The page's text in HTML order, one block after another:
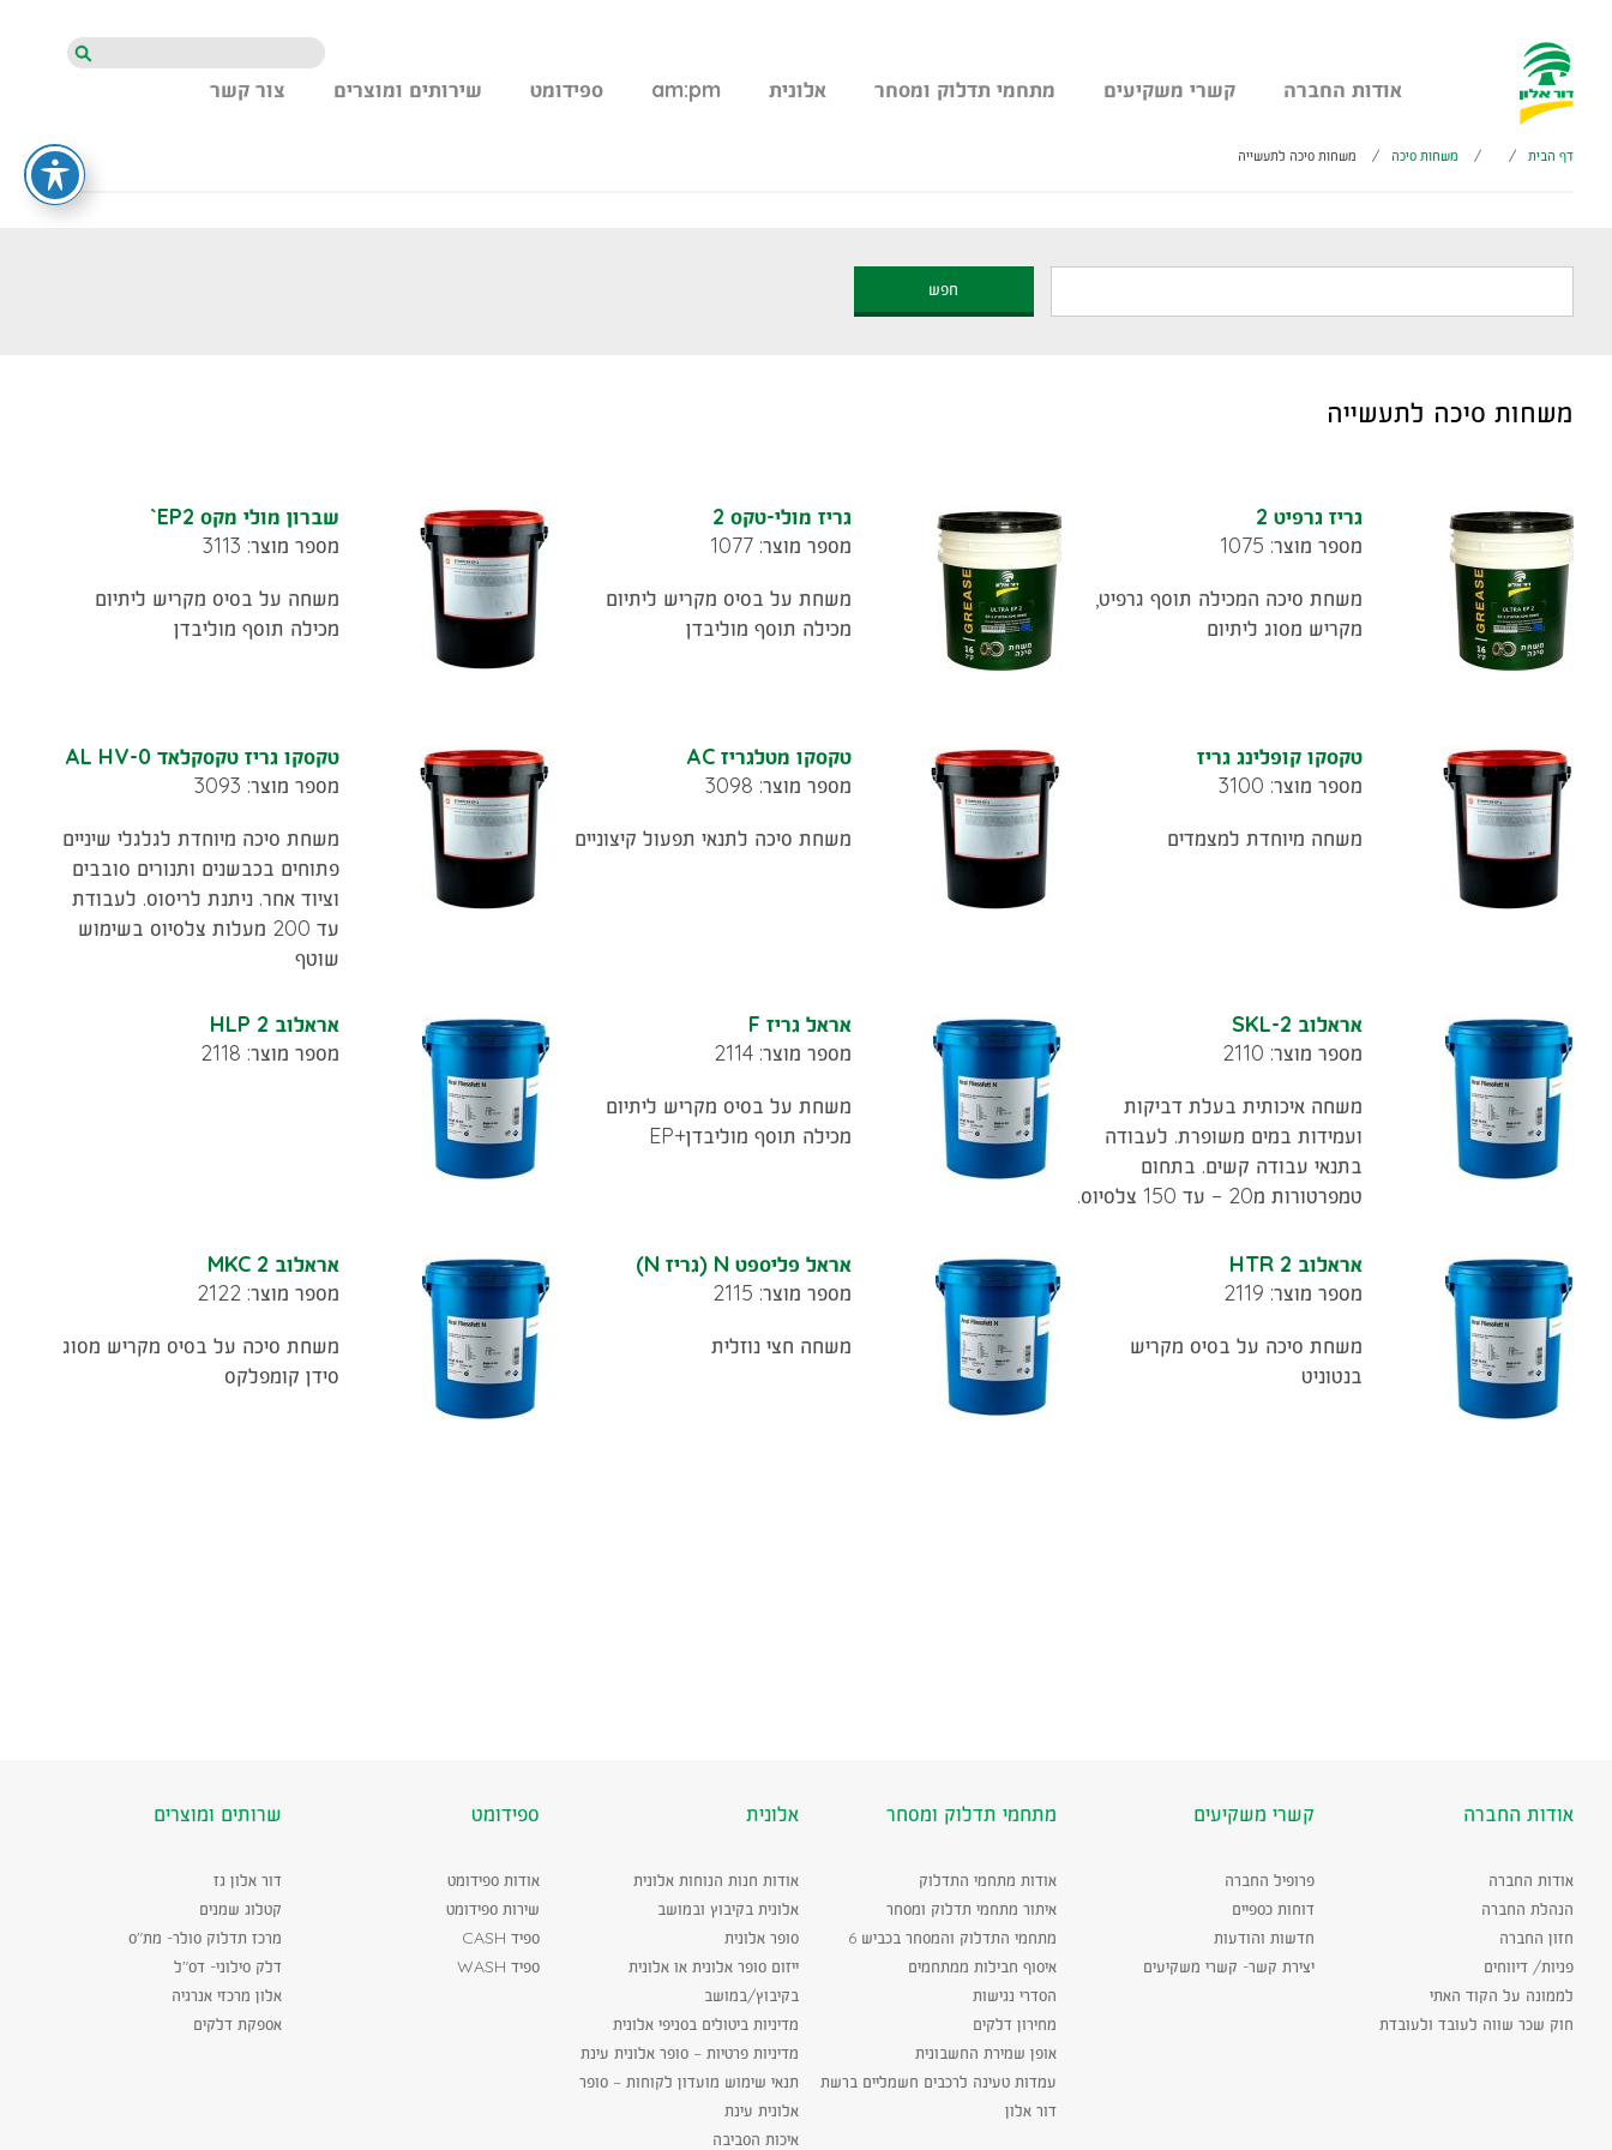
אודות החברה קשרי משקיעים מתחמי תדלוק ומסחר אלונית am:pm ספידומט שירותים ומוצרים צור קשר
חיפוש
דף הבית /
/ משחות סיכה / משחות סיכה לתעשייה
חיפוש
חפש
משחות סיכה לתעשייה
גריז גרפיט 2
מספר מוצר: 1075
משחת סיכה המכילה תוסף גרפיט,
מקריש מסוג ליתיום
גריז מולי-טקס 2
מספר מוצר: 1077
משחת על בסיס מקריש ליתיום
מכילה תוסף מוליבדן
שברון מולי מקס EP2`
מספר מוצר: 3113
משחה על בסיס מקריש ליתיום
מכילה תוסף מוליבדן
טקסקו קופלינג גריז
מספר מוצר: 3100
משחה מיוחדת למצמדים
טקסקו מטלגריז AC
מספר מוצר: 3098
משחת סיכה לתנאי תפעול קיצוניים
טקסקו גריז טקסקלאד AL HV-0
מספר מוצר: 3093
משחת סיכה מיוחדת לגלגלי שיניים
פתוחים בכבשנים ותנורים סובבים
וציוד אחר. ניתנת לריסוס. לעבודת
עד 200 מעלות צלסיוס בשימוש
שוטף
אראלוב SKL-2
מספר מוצר: 2110
משחה איכותית בעלת דביקות
ועמידות במים משופרת. לעבודה
בתנאי עבודה קשים. בתחום
טמפרטורות מ20 – עד 150 צלסיוס.
אראל גריז F
מספר מוצר: 2114
משחת על בסיס מקריש ליתיום
מכילה תוסף מוליבדן+EP
אראלוב HLP 2
מספר מוצר: 2118
אראלוב HTR 2
מספר מוצר: 2119
משחת סיכה על בסיס מקריש
בנטוניט
אראל פליספט N (גריז N)
מספר מוצר: 2115
משחה חצי נוזלית
אראלוב MKC 2
מספר מוצר: 2122
משחת סיכה על בסיס מקריש מסוג
סידן קומפלקס
אודות החברה
אודות החברה
הנהלת החברה
חזון החברה
פניות/ דיווחים
לממונה על הקוד האתי
חוק שכר שווה לעובד ולעובדת
קשרי משקיעים
פרופיל החברה
דוחות כספיים
חדשות והודעות
יצירת קשר- קשרי משקיעים
מתחמי תדלוק ומסחר
אודות מתחמי התדלוק
איתור מתחמי תדלוק ומסחר
מתחמי התדלוק והמסחר בכביש 6
איסוף חבילות ממתחמים
הסדרי נגישות
מחירון דלקים
אופן שמירת החשבונית
עמדות טעינה לרכבים חשמליים ברשת
דור אלון
אלונית
אודות חנות הנוחות אלונית
אלונית בקיבוץ ובמושב
סופר אלונית
ייזום סופר אלונית או אלונית
בקיבוץ/במושב
מדיניות ביטולים בסניפי אלונית
מדיניות פרטיות – סופר אלונית עינת
תנאי שימוש מועדון לקוחות – סופר
אלונית עינת
איכות הסביבה
ספידומט
אודות ספידומט
שירות ספידומט
ספיד CASH
ספיד WASH
שרותים ומוצרים
דור אלון גז
קטלוג שמנים
מרכז תדלוק סולר- מת"ס
דלק סילוני- דס"ל
אלון מרכזי אנרגיה
אספקת דלקים